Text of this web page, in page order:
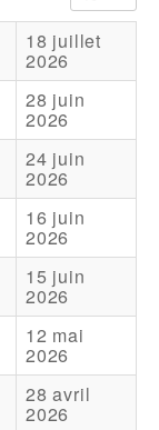
18 juillet
2026
28 juin
2026
24 juin
2026
16 juin
2026
15 juin
2026
12 mai
2026
28 avril
2026